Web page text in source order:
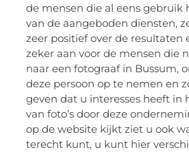
de mensen die al eens gebruik
van de aangeboden diensten,
zeer positief over de resultaten
zeker aan voor de mensen die
naar een fotograaf in Bussum,
deze persoon op te nemen en
geven dat u interesses heeft in
van foto’s door deze
op de website kijkt ziet u ook
terecht kunt, u kunt hier